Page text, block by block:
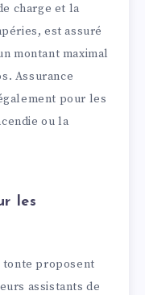
charge et la
est assuré
montant maximal
Assurance
pour les
ou la
les
tonte proposent
assistants de